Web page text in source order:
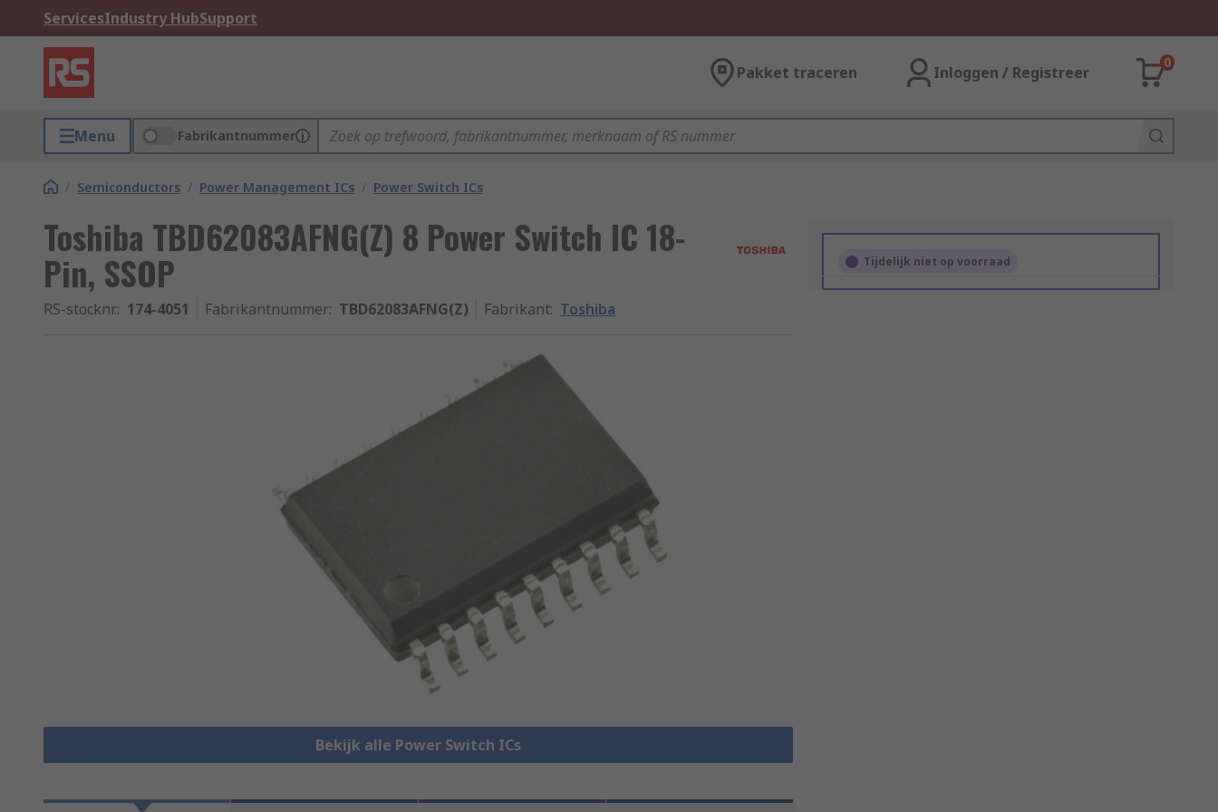
ServicesIndustry HubSupport
Pakket traceren Inloggen / Registreer
0
Menu Fabrikantnummer
/ Semiconductors / Power Management ICs / Power Switch ICs
Toshiba TBD62083AFNG(Z) 8 Power Switch IC 18-
Pin, SSOP
RS-stocknr.: 174-4051 Fabrikantnummer: TBD62083AFNG(Z) Fabrikant: Toshiba
Bekijk alle Power Switch ICs
Tijdelijk niet op voorraad